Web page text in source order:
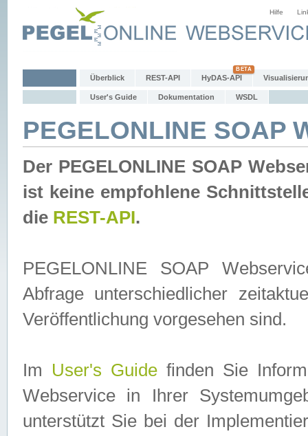
Hilfe
Überblick REST-API HyDAS-API
User's Guide Dokumentation WSDL
PEGELONLINE SOAP
Der PEGELONLINE SOAP
ist keine empfohlene
die REST-API.
PEGELONLINE SOAP
Abfrage unterschiedlicher
Veröffentlichung vorgesehen sind.
Im User's Guidefinden Sie
Webservice in Ihrer
unterstützt Sie bei der